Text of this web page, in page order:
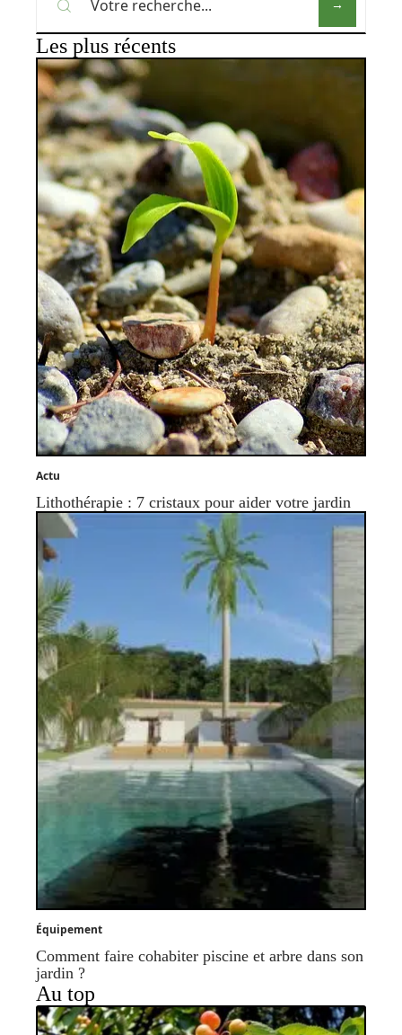
Les plus récents
Actu
Lithothérapie : 7 cristaux pour aider votre jardin
Équipement
Comment faire cohabiter piscine et arbre dans son
jardin ?
Au top